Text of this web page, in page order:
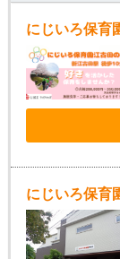
にじいろ保育
にじいろ保育